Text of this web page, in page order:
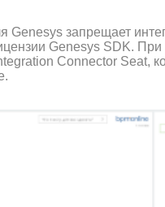
Genesys запрещает
Genesys SDK. При
Connector Seat,